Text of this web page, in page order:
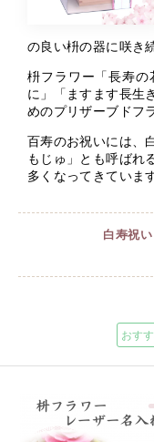
の良い枡の器に咲き
枡フラワー「長寿
に」「ますます長生
めのプリザーブドフ
百寿のお祝いには、
もじゅ」とも呼ばれ
多くなってきていま
白寿祝
おす